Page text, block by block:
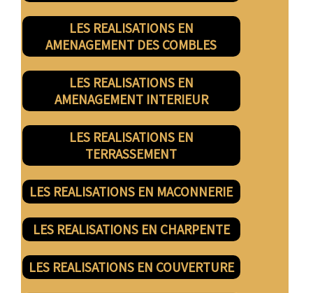
LES REALISATIONS EN
AMENAGEMENT DES COMBLES
LES REALISATIONS EN
AMENAGEMENT INTERIEUR
LES REALISATIONS EN
TERRASSEMENT
LES REALISATIONS EN MACONNERIE
LES REALISATIONS EN CHARPENTE
LES REALISATIONS EN COUVERTURE